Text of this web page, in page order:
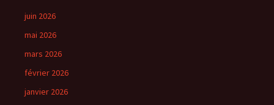
juin 2026
mai 2026
mars 2026
février 2026
janvier 2026